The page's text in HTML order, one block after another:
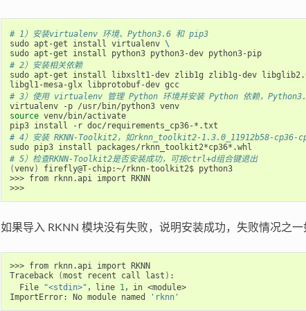
# 1）安装virtualenv 环境、Python3.6 和 pip3
sudo apt-get install virtualenv \
sudo apt-get install python3 python3-dev python3-pip
# 2）安装相关依赖
sudo apt-get install libxslt1-dev zlib1g zlib1g-dev
libgl1-mesa-glx libprotobuf-dev gcc
# 3）使用 virtualenv 管理 Python 环境并安装 Python 依赖，
virtualenv -p /usr/bin/python3 venv
source venv/bin/activate
# 4）安装 RKNN-Toolkit2，如rknn_toolkit2-1.3.0_11912b58-cp36-
# 5）检查RKNN-Toolkit2是否安装成功，可按ctrl+d组合键退出
(venv)
firefly@T-chip:~/rknn-toolkit2$ python3
>>> from rknn.api import RKNN
>>>
如果导入 RKNN 模块没有失败，说明安装成功，失败情况之一
>>> from rknn.api import RKNN
Traceback
(most recent call last ) :
  File
"<stdin>" ，line 1，in <module>
ImportError: No module named
'rknn'